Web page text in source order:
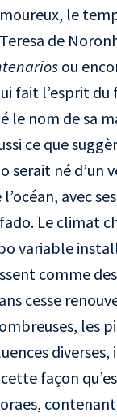
le
de
ou
fait l’esprit
le nom de sa
ce que
serait né d’un
avec
Le climat
variable
comme
cesse
les
cette façon
contenant